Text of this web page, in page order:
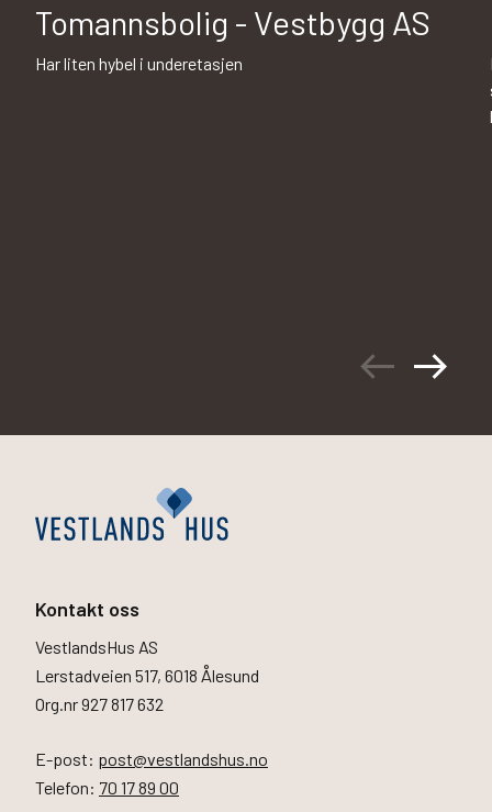
Tomannsbolig - Vestbygg AS
Har liten hybel i underetasjen
arrow_left_alt arrow_right_alt
Kontakt oss
VestlandsHus AS
Lerstadveien 517, 6018 Ålesund
Org.nr 927 817 632
E-post: post@vestlandshus.no
Telefon: 70 17 89 00